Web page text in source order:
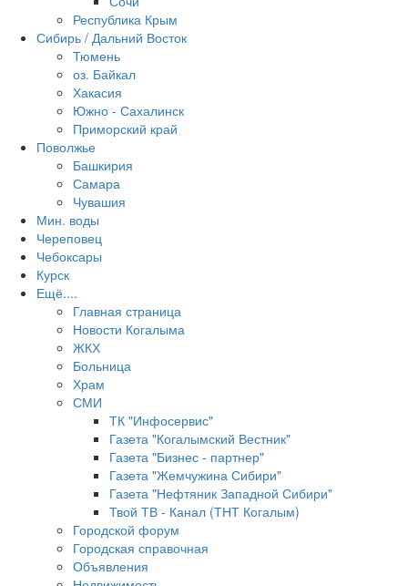
Республика Крым
Сибирь / Дальний Восток
Тюмень
оз. Байкал
Хакасия
Южно - Сахалинск
Приморский край
Поволжье
Башкирия
Самара
Чувашия
Мин. воды
Череповец
Чебоксары
Курск
Ещё....
Главная страница
Новости Когалыма
ЖКХ
Больница
Храм
СМИ
ТК "Инфосервис"
Газета "Когалымский Вестник"
Газета "Бизнес - партнер"
Газета "Жемчужина Сибири"
Газета "Нефтяник Западной Сибири"
Твой ТВ - Канал (ТНТ Когалым)
Городской форум
Городская справочная
Объявления